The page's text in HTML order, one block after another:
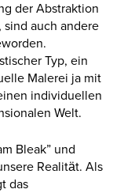
der Abstraktion
auch andere
Typ, ein
Malerei ja mit
individuellen
Welt.
Bleak” und
Realität. Als
das